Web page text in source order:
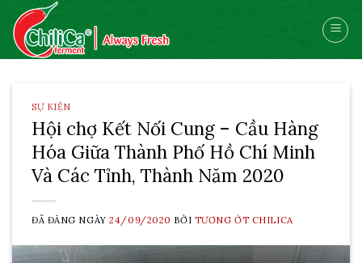
Skip
content
SỰ KIỆN
Hội chợ Kết Nối Cung – Cầu Hàng
Hóa Giữa Thành Phố Hồ Chí Minh
Và Các Tỉnh, Thành Năm 2020
ĐÃ ĐĂNG NGÀY24/09/2020 BỞI TƯƠNG ỚT CHILICA